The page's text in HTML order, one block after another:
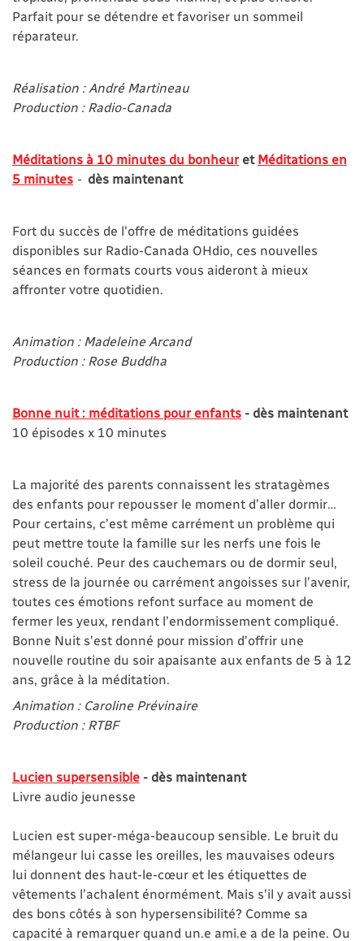
Parfait pour se détendre et favoriser un sommeil
réparateur.
Réalisation : André Martineau
Production : Radio-Canada
Méditations à 10 minutes du bonheur et Méditations en
5 minutes - dès maintenant
Fort du succès de l'offre de méditations guidées
disponibles sur Radio-Canada OHdio, ces nouvelles
séances en formats courts vous aideront à mieux
affronter votre quotidien.
Animation : Madeleine Arcand
Production : Rose Buddha
Bonne nuit : méditations pour enfants - dès maintenant
10 épisodes x 10 minutes
La majorité des parents connaissent les stratagèmes
des enfants pour repousser le moment d’aller dormir…
Pour certains, c’est même carrément un problème qui
peut mettre toute la famille sur les nerfs une fois le
soleil couché. Peur des cauchemars ou de dormir seul,
stress de la journée ou carrément angoisses sur l’avenir,
toutes ces émotions refont surface au moment de
fermer les yeux, rendant l’endormissement compliqué.
Bonne Nuit s’est donné pour mission d’offrir une
nouvelle routine du soir apaisante aux enfants de 5 à 12
ans, grâce à la méditation.
Animation : Caroline Prévinaire
Production : RTBF
Lucien supersensible - dès maintenant
Livre audio jeunesse
Lucien est super-méga-beaucoup sensible. Le bruit du
mélangeur lui casse les oreilles, les mauvaises odeurs
lui donnent des haut-le-cœur et les étiquettes de
vêtements l’achalent énormément. Mais s’il y avait aussi
des bons côtés à son hypersensibilité? Comme sa
capacité à remarquer quand un.e ami.e a de la peine. Ou